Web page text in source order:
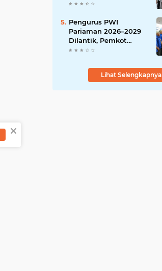
Pengurus PWI
Pariaman 2026–2029
Dilantik, Pemkot
Tekankan Sinergi dan
Lihat Selengkapnya
×